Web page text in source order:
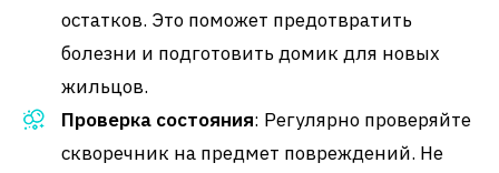
остатков. Это поможет предотвратить
болезни и подготовить домик для новых
жильцов.
Проверка состояния: Регулярно проверяйте
скворечник на предмет повреждений. Не